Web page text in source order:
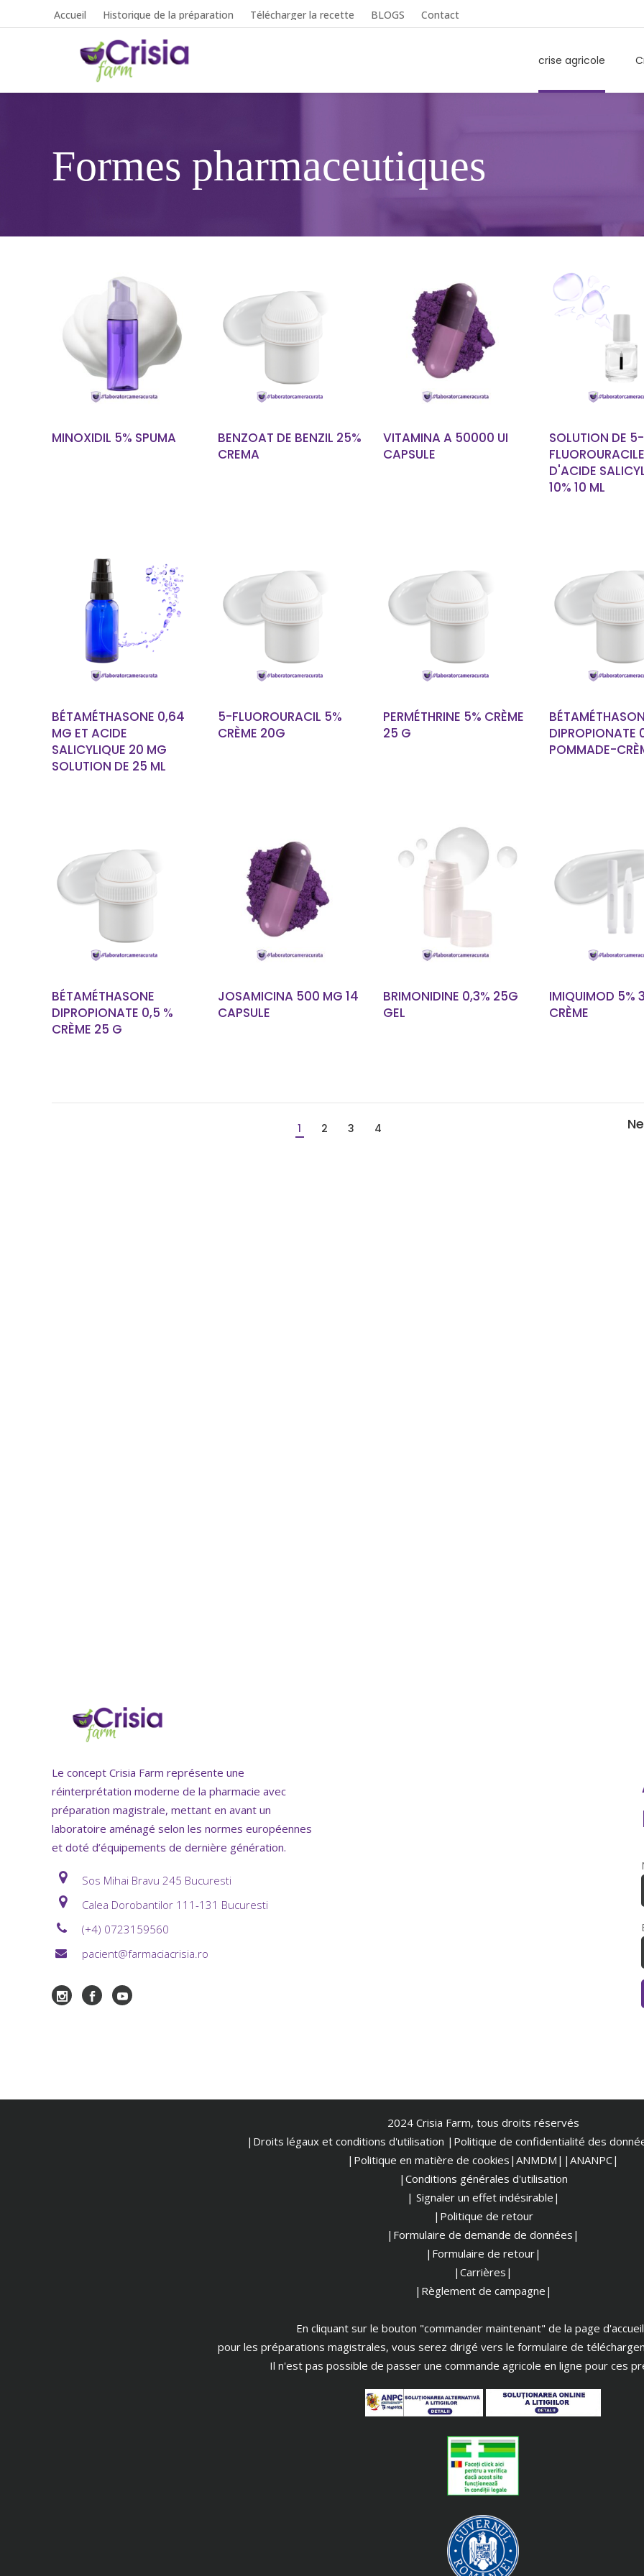
Accueil Historique de la préparation Télécharger la recette BLOGS Contact
crise agricole
Formes pharmaceutiques
EN SAVOIR PLUS
MINOXIDIL 5% SPUMA
EN SAVOIR PLUS
BENZOAT DE BENZIL 25%
CREMA
EN SAVOIR PLUS
VITAMINA A 50000 UI
CAPSULE
EN SAVOIR
SOLUTION DE 5-
D'ACIDE
10% 10 ML
EN SAVOIR PLUS
BÉTAMÉTHASONE 0,64
MG ET ACIDE
SALICYLIQUE 20 MG
SOLUTION DE 25 ML
EN SAVOIR PLUS
5-FLUOROURACIL 5%
CRÈME 20G
EN SAVOIR PLUS
PERMÉTHRINE 5% CRÈME
25 G
EN SAVOIR
DIPROPIONATE
POMMADE-
EN SAVOIR PLUS
BÉTAMÉTHASONE
DIPROPIONATE 0,5 %
CRÈME 25 G
EN SAVOIR PLUS
JOSAMICINA 500 MG 14
CAPSULE
BRIMONIDINE 0,3% 25G
GEL
EN SAVOIR
IMIQUIMOD 5%
CRÈME
1 2 3 4
Le concept Crisia Farm représente une
réinterprétation moderne de la pharmacie avec
préparation magistrale, mettant en avant un
laboratoire aménagé selon les normes européennes
et doté d’équipements de dernière génération.
Sos Mihai Bravu 245 Bucuresti
Calea Dorobantilor 111-131 Bucuresti
(+4) 0723159560
pacient@farmaciacrisia.ro
2024 Crisia Farm, tous droits réservés
|Droits légaux et conditions d'utilisation | Politique de confidentialité des
|Politique en matière de cookies |ANMDM| |ANANPC|
|Conditions générales d'utilisation
| Signaler un effet indésirable|
|Politique de retour
|Formulaire de demande de données|
|Formulaire de retour|
|Carrières|
|Règlement de campagne|
En cliquant sur le bouton "commander maintenant" de la page
pour les préparations magistrales, vous serez dirigé vers le formulaire de
Il n'est pas possible de passer une commande agricole en ligne pour ces